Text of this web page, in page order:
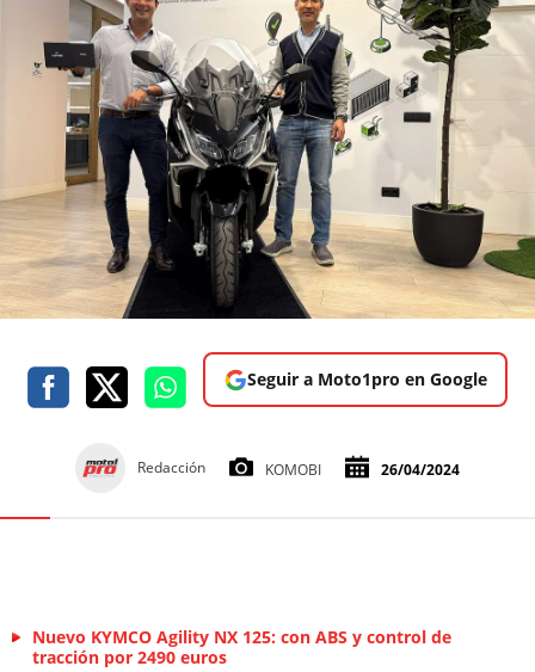
Seguir a Moto1pro en Google
Redacción KOMOBI 26/04/2024
Nuevo KYMCO Agility NX 125: con ABS y control de
tracción por 2490 euros